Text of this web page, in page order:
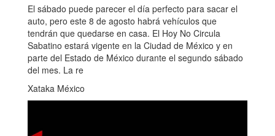
El sábado puede parecer el día perfecto para sacar el
auto, pero este 8 de agosto habrá vehículos que
tendrán que quedarse en casa. El Hoy No Circula
Sabatino estará vigente en la Ciudad de México y en
parte del Estado de México durante el segundo sábado
del mes. La re
Xataka México